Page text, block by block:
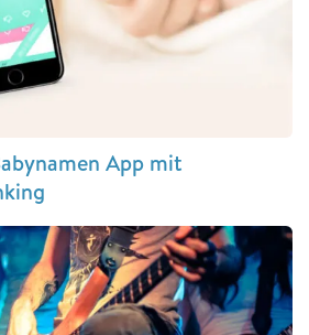
App mit